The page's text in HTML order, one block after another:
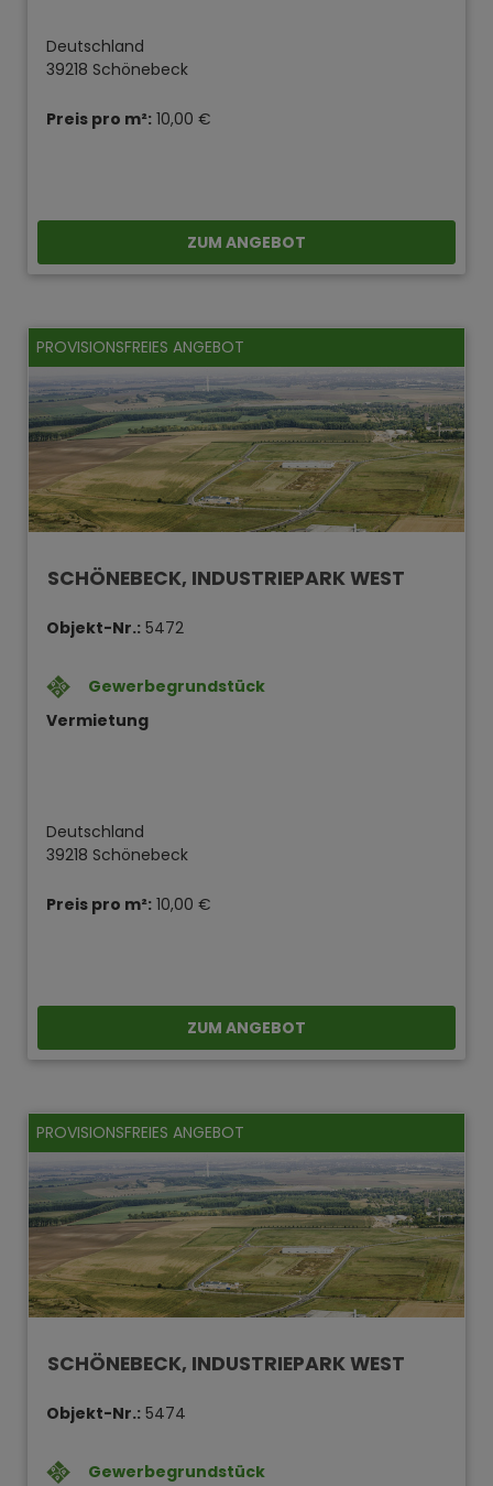
Deutschland
39218 Schönebeck
Preis pro m²: 10,00 €
ZUM ANGEBOT
PROVISIONSFREIES ANGEBOT
SCHÖNEBECK, INDUSTRIEPARK WEST
Objekt-Nr.: 5472
Gewerbegrundstück
Vermietung
Deutschland
39218 Schönebeck
Preis pro m²: 10,00 €
ZUM ANGEBOT
PROVISIONSFREIES ANGEBOT
SCHÖNEBECK, INDUSTRIEPARK WEST
Objekt-Nr.: 5474
Gewerbegrundstück